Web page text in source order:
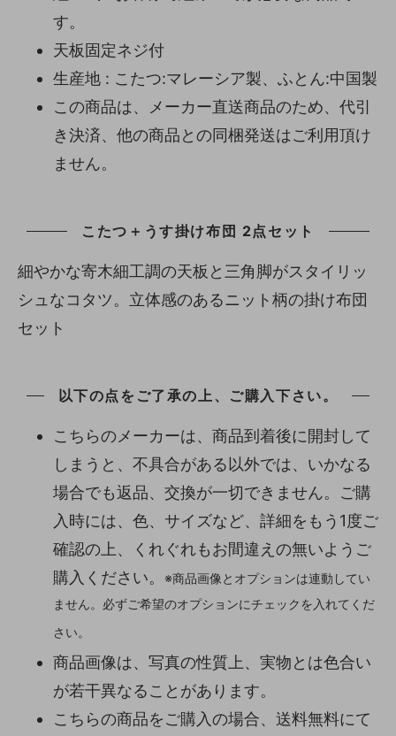
す。
天板固定ネジ付
生産地 : こたつ:マレーシア製、ふとん:中国製
この商品は、メーカー直送商品のため、代引
き決済、他の商品との同梱発送はご利用頂け
ません。
こたつ＋うす掛け布団 2点セット
細やかな寄木細工調の天板と三角脚がスタイリッ
シュなコタツ。立体感のあるニット柄の掛け布団
セット
以下の点をご了承の上、ご購入下さい。
こちらのメーカーは、商品到着後に開封して
しまうと、不具合がある以外では、いかなる
場合でも返品、交換が一切できません。ご購
入時には、色、サイズなど、詳細をもう1度ご
確認の上、くれぐれもお間違えの無いようご
購入ください。
※商品画像とオプションは連動してい
ません。必ずご希望のオプションにチェックを入れてくだ
さい。
商品画像は、写真の性質上、実物とは色合い
が若干異なることがあります。
こちらの商品をご購入の場合、送料無料にて